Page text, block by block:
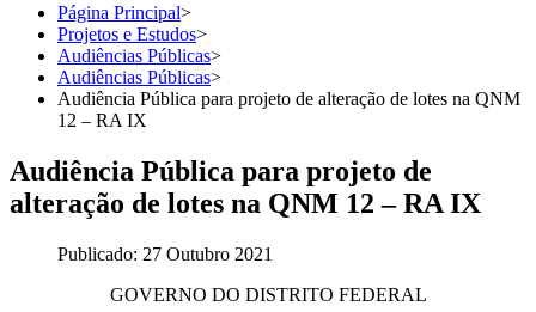
Página Principal>
Projetos e Estudos>
Audiências Públicas>
Audiências Públicas>
Audiência Pública para projeto de alteração de lotes na QNM
12 – RA IX
Audiência Pública para projeto de
alteração de lotes na QNM 12 – RA IX
Publicado: 27 Outubro 2021
GOVERNO DO DISTRITO FEDERAL